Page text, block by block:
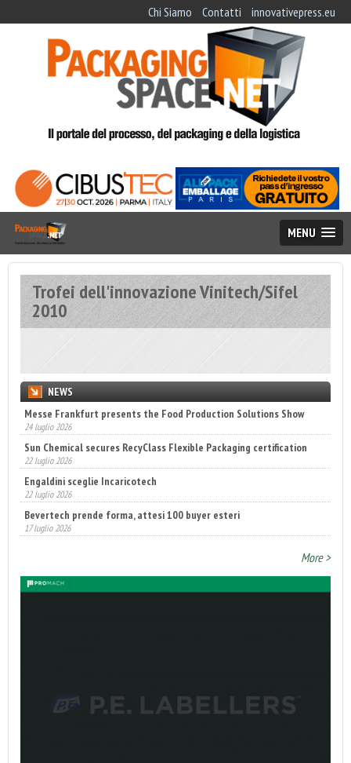
Chi Siamo Contatti innovativepress.eu
MENU
Trofei dell'innovazione Vinitech/Sifel
2010
NEWS
Messe Frankfurt presents the Food Production Solutions Show
24 luglio 2026
Sun Chemical secures RecyClass Flexible Packaging certification
22 luglio 2026
Engaldini sceglie Incaricotech
22 luglio 2026
Bevertech prende forma, attesi 100 buyer esteri
17 luglio 2026
More >